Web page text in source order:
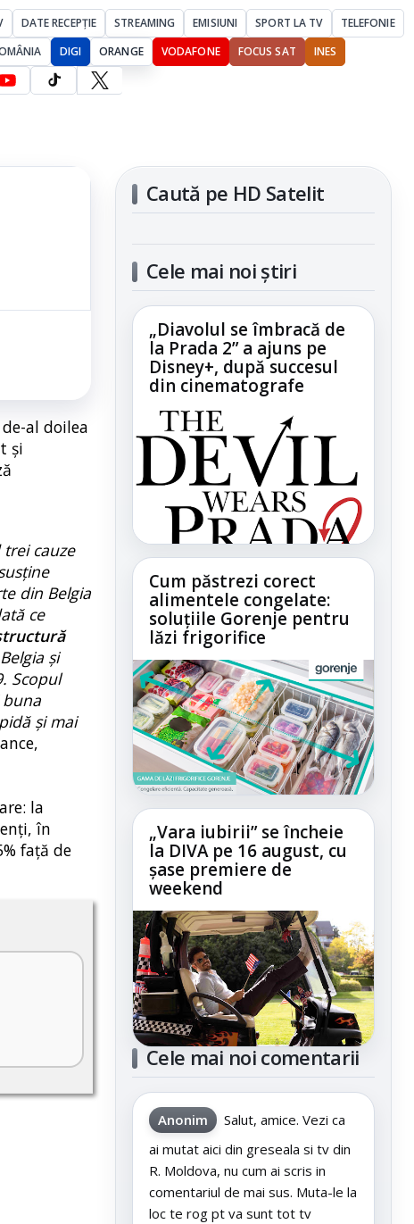
DATE RECEPȚIE STREAMING EMISIUNI SPORT LA TV
TELEFONIE
DIGI ORANGE VODAFONE FOCUS SAT
INES
al doilea
și
cauze
din Belgia
ce
și
Scopul
și mai
la
în
față de
Caută pe HD Satelit
Cele mai noi știri
„Diavolul se îmbracă de
la Prada 2” a ajuns pe
Disney+, după succesul
din cinematografe
Cum păstrezi corect
alimentele congelate:
soluțiile Gorenje pentru
lăzi frigorifice
„Vara iubirii” se încheie
la DIVA pe 16 august, cu
șase premiere de
weekend
Cele mai noi comentarii
Anonim
Salut, amice. Vezi ca
ai mutat aici din greseala si tv din
R. Moldova, nu cum ai scris in
comentariul de mai sus. Muta-le la
loc te rog pt va sunt tot tv